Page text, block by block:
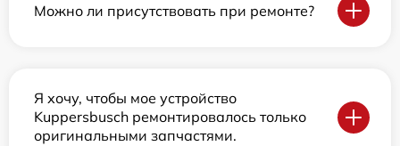
Можно ли присутствовать при ремонте?
Я хочу, чтобы мое устройство
Kuppersbusch ремонтировалось только
оригинальными запчастями.